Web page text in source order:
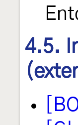
4.5.